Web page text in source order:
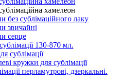
хамелеон
без сублімаційного лаку
звичайні
серце
130-870 мл.
сублімації
кружки для сублімації
перламутрові, дзеркальні.